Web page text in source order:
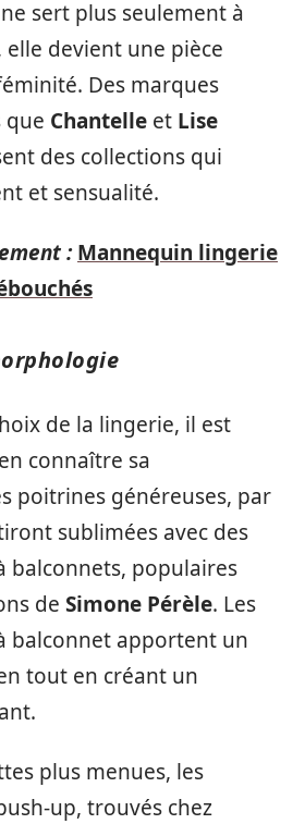
sert plus seulement à
devient une pièce
Des marques
que Chantelle et Lise
des collections qui
et sensualité.
: Mannequin lingerie
de la lingerie, il est
connaître sa
poitrines généreuses, par
sublimées avec des
balconnets, populaires
de Simone Pérèle. Les
balconnet apportent un
tout en créant un
plus menues, les
up, trouvés chez